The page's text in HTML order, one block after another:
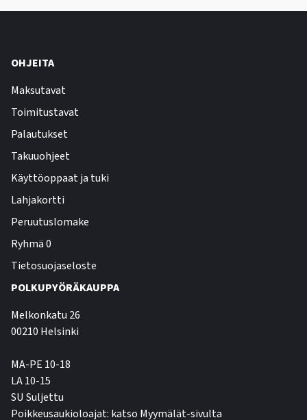
OHJEITA
Maksutavat
Toimitustavat
Palautukset
Takuuohjeet
Käyttöoppaat ja tuki
Lahjakortti
Peruutuslomake
Ryhmä 0
Tietosuojaseloste
POLKUPYÖRÄKAUPPA
Melkonkatu 26
00210 Helsinki
MA-PE 10-18
LA 10-15
SU Suljettu
Poikkeusaukioloajat: katso Myymälät-sivulta